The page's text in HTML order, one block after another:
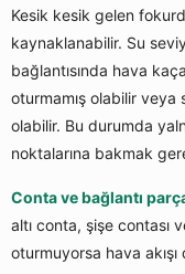
Kesik kesik gelen
kaynaklanabilir. Su
bağlantısında hava
oturmamış olabilir
olabilir. Bu durumda
noktalarına bakmak
Conta ve bağlantı
altı conta, şişe contası
oturmuyorsa hava